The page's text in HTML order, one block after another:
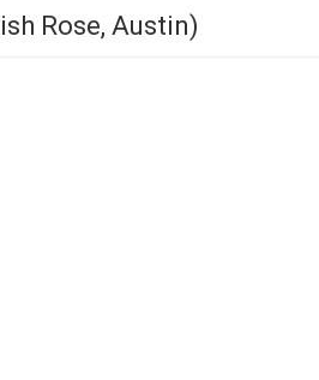
Rose, Austin)